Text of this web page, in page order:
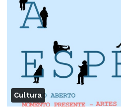
Cultura